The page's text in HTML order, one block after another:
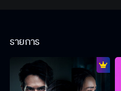
รายการ